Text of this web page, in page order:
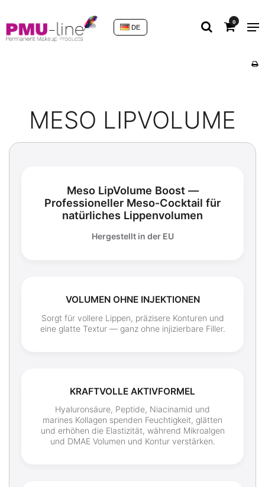
0
DE
MESO LIPVOLUME
Meso LipVolume Boost —
Professioneller Meso‑Cocktail für
natürliches Lippenvolumen
Hergestellt in der EU
VOLUMEN OHNE INJEKTIONEN
Sorgt für vollere Lippen, präzisere Konturen und
eine glatte Textur — ganz ohne injizierbare Filler.
KRAFTVOLLE AKTIVFORMEL
Hyaluronsäure, Peptide, Niacinamid und
marines Kollagen spenden Feuchtigkeit, glätten
und erhöhen die Elastizität, während Mikroalgen
und DMAE Volumen und Kontur verstärken.